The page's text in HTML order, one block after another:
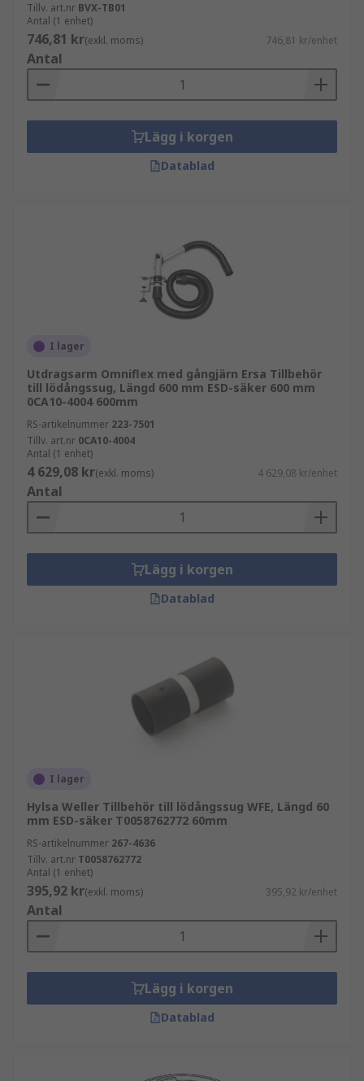
Tillv. art.nr BVX-TB01
Antal (1 enhet)
746,81 kr(exkl. moms) 746,81 kr/enhet
Antal
Lägg i korgen
Datablad
I lager
Utdragsarm Omniflex med gångjärn Ersa Tillbehör
till lödångssug, Längd 600 mm ESD-säker 600 mm
0CA10-4004 600mm
RS-artikelnummer 223-7501
Tillv. art.nr 0CA10-4004
Antal (1 enhet)
4 629,08 kr(exkl. moms) 4 629,08 kr/enhet
Antal
Lägg i korgen
Datablad
I lager
Hylsa Weller Tillbehör till lödångssug WFE, Längd 60
mm ESD-säker T0058762772 60mm
RS-artikelnummer 267-4636
Tillv. art.nr T0058762772
Antal (1 enhet)
395,92 kr(exkl. moms) 395,92 kr/enhet
Antal
Lägg i korgen
Datablad